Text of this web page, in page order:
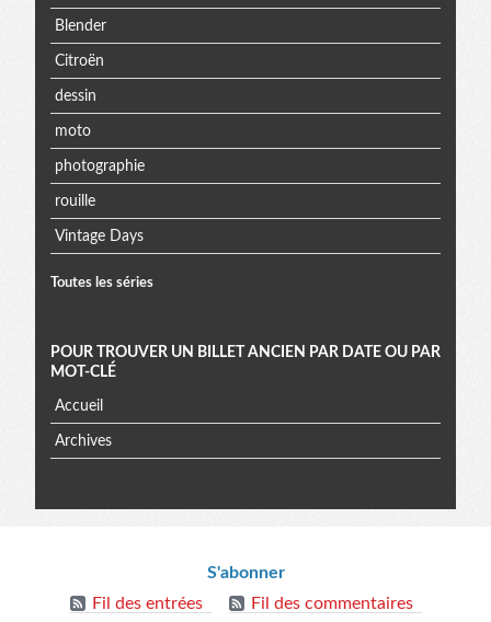
Blender
Citroën
dessin
moto
photographie
rouille
Vintage Days
Toutes les séries
POUR TROUVER UN BILLET ANCIEN PAR DATE OU PAR
MOT-CLÉ
Accueil
Archives
Informations
S'abonner
Fil des entrées
Fil des commentaires